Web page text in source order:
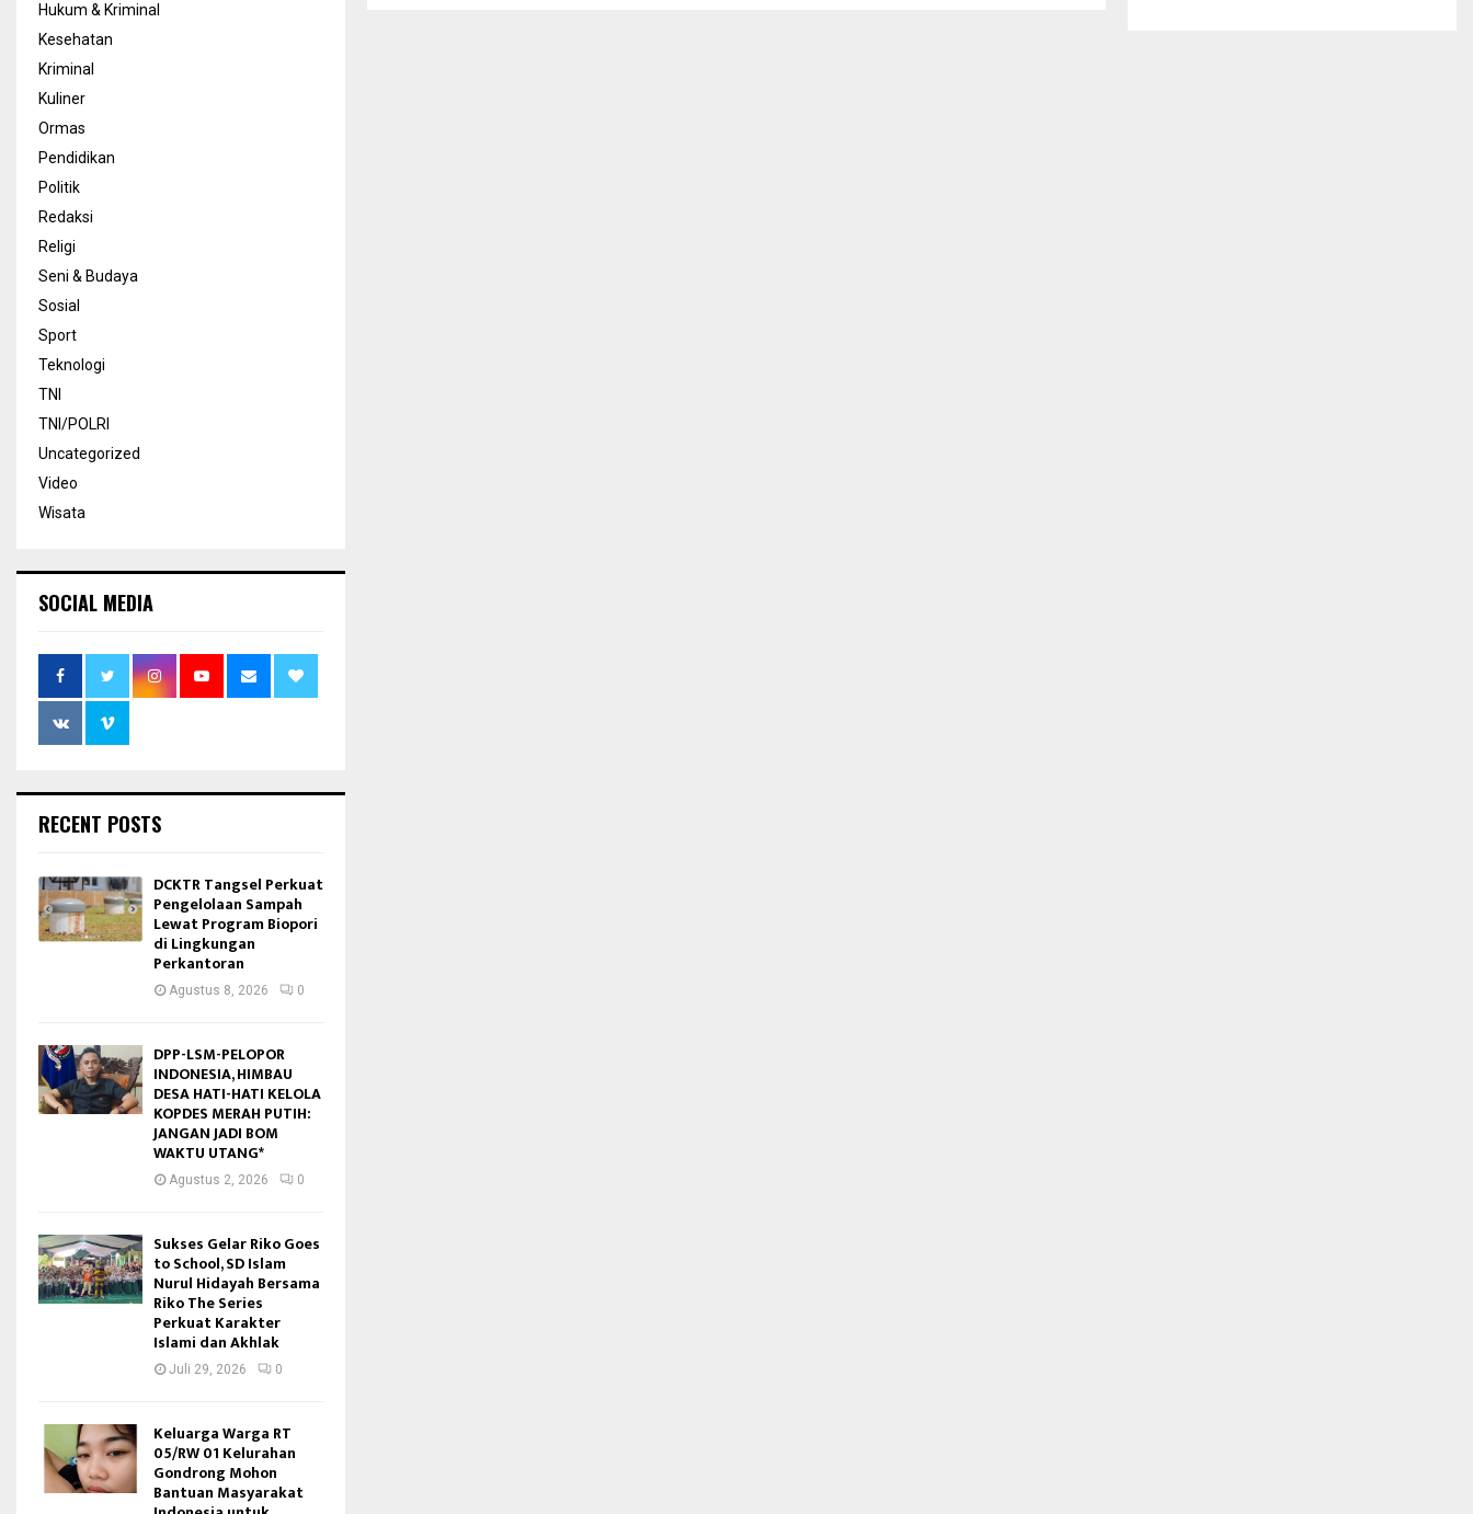
Hukum & Kriminal
Kesehatan
Kriminal
Kuliner
Ormas
Pendidikan
Politik
Redaksi
Religi
Seni & Budaya
Sosial
Sport
Teknologi
TNI
TNI/POLRI
Uncategorized
Video
Wisata
SOCIAL MEDIA
RECENT POSTS
DCKTR Tangsel Perkuat
Pengelolaan Sampah
Lewat Program Biopori
di Lingkungan
Perkantoran
Agustus 8, 2026 0
DPP-LSM-PELOPOR
INDONESIA, HIMBAU
DESA HATI-HATI KELOLA
KOPDES MERAH PUTIH:
JANGAN JADI BOM
WAKTU UTANG*
Agustus 2, 2026 0
Sukses Gelar Riko Goes
to School, SD Islam
Nurul Hidayah Bersama
Riko The Series
Perkuat Karakter
Islami dan Akhlak
Juli 29, 2026 0
Keluarga Warga RT
05/RW 01 Kelurahan
Gondrong Mohon
Bantuan Masyarakat